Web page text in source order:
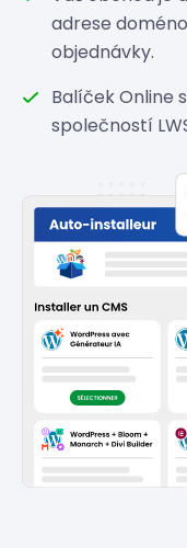
adrese
objednávky.
Balíček Online
společností